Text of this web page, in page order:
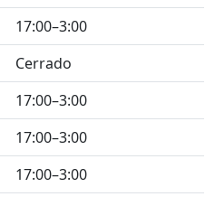
17:00–3:00
Cerrado
17:00–3:00
17:00–3:00
17:00–3:00